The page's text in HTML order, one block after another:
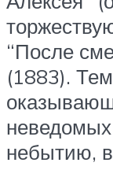
“После
(1883).
небытию,